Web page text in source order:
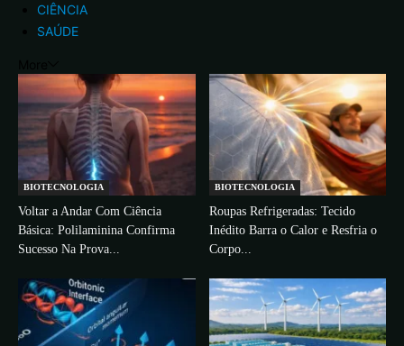
CIÊNCIA
SAÚDE
BIOTECNOLOGIA
Voltar a Andar Com Ciência
Básica: Polilaminina Confirma
Sucesso Na Prova...
BIOTECNOLOGIA
Roupas Refrigeradas: Tecido
Inédito Barra o Calor e Resfria o
Corpo...